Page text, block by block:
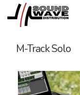
M-Track Solo